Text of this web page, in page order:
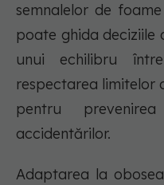
semnalelor de
poate ghida deciziile
unui echilibru
respectarea limitelor
pentru
accidentărilor.
Adaptarea la